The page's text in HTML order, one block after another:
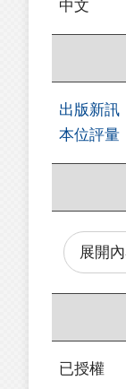
中文
出版新訊
本位評量
展開
已授權